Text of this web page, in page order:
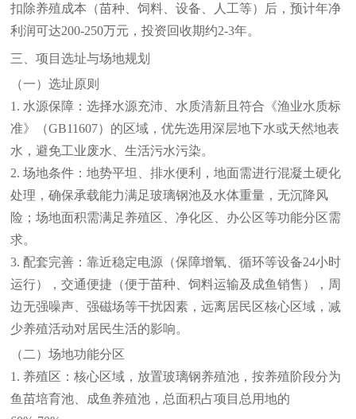
扣除养殖成本（苗种、饲料、设备、人工等）后，预计年净
利润可达200-250万元，投资回收期约2-3年。
三、项目选址与场地规划
（一）选址原则
1. 水源保障：选择水源充沛、水质清新且符合《渔业水质标
准》（GB11607）的区域，优先选用深层地下水或天然地表
水，避免工业废水、生活污水污染。
2. 场地条件：地势平坦、排水便利，地面需进行混凝土硬化
处理，确保承载能力满足玻璃钢池及水体重量，无沉降风
险；场地面积需满足养殖区、净化区、办公区等功能分区需
求。
3. 配套完善：靠近稳定电源（保障增氧、循环等设备24小时
运行），交通便捷（便于苗种、饲料运输及成鱼销售），周
边无强噪声、强磁场等干扰因素，远离居民区核心区域，减
少养殖活动对居民生活的影响。
（二）场地功能分区
1. 养殖区：核心区域，放置玻璃钢养殖池，按养殖阶段分为
鱼苗培育池、成鱼养殖池，总面积占项目总用地的